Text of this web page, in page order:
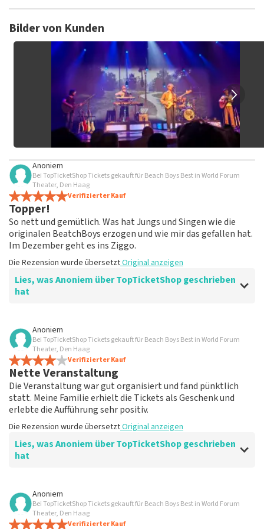
Es ist nicht möglich, eine Bewertung abzugeben, wenn du
beleidigender Sprache und/oder falschen Angaben werden
nicht veröffentlicht. Es kann einige Wochen dauern, bis eine
Bewertung veröffentlicht wird.
Bilder von Kunden
Anoniem
Bei TopTicketShop Tickets gekauft für Beach Boys Best in World Forum
Theater, Den Haag
Verifizierter Kauf
Topper!
So nett und gemütlich. Was hat Jungs und Singen wie die
originalen BeatchBoys erzogen und wie mir das gefallen hat.
Im Dezember geht es ins Ziggo.
Die Rezension wurde übersetztOriginal anzeigen
Lies, was Anoniem über TopTicketShop geschrieben
hat
Bewertung von Anoniem über
Klasse
Gut organisiert und übersichtlich, du kannst hier sicher
bestellen und das mache ich beim nächsten Mal wieder.
Die Rezension wurde übersetztOriginal anzeigen
Anoniem
Bei TopTicketShop Tickets gekauft für Beach Boys Best in World Forum
Theater, Den Haag
Verifizierter Kauf
Nette Veranstaltung
Die Veranstaltung war gut organisiert und fand pünktlich
statt. Meine Familie erhielt die Tickets als Geschenk und
erlebte die Aufführung sehr positiv.
Die Rezension wurde übersetztOriginal anzeigen
Lies, was Anoniem über TopTicketShop geschrieben
hat
Bewertung von Anoniem über
Zu teuer und verspätete Lieferung
Diese ausgetauschten Tickets werden von
Anoniem
Bei TopTicketShop Tickets gekauft für Beach Boys Best in World Forum
Theater, Den Haag
Verifizierter Kauf